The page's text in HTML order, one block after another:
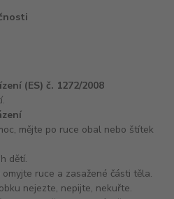
(ES) č. 1272/2008
mějte po ruce obal nebo štítek
dětí.
ruce a zasažené části těla.
nejezte, nepijte, nekuřte.